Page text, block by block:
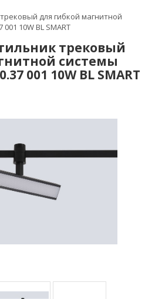
для гибкой магнитной
10W BL SMART
трековый
системы
001 10W BL SMART